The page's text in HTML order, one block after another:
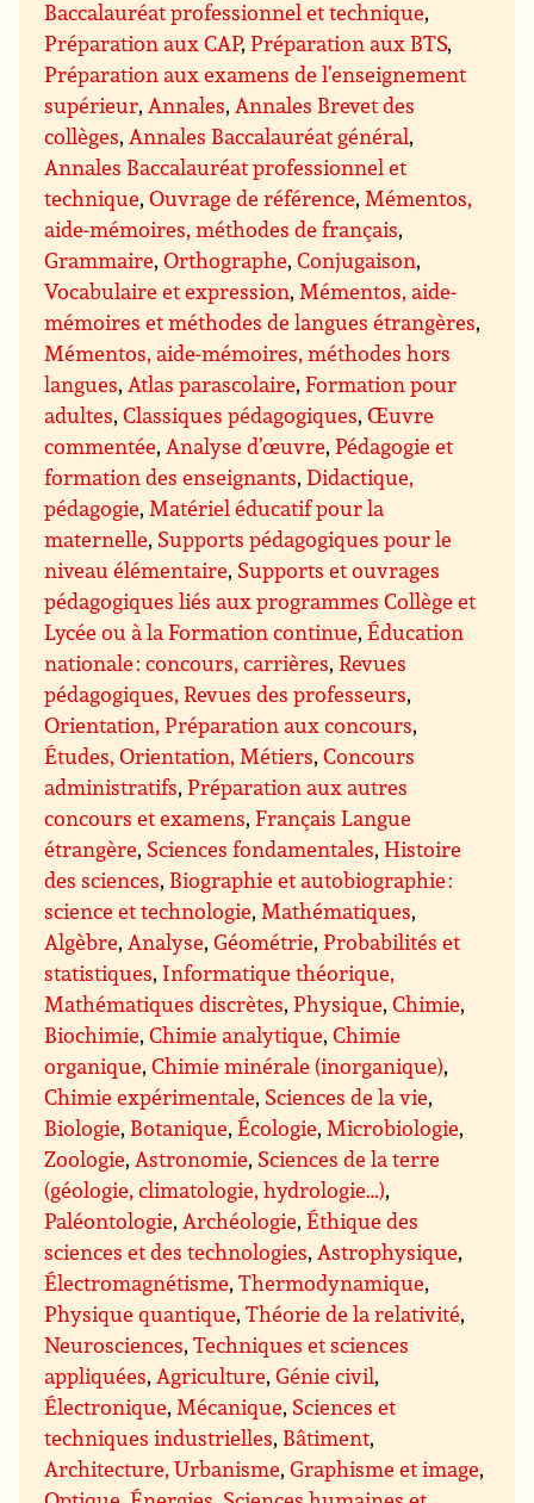
Baccalauréat professionnel et technique,
Préparation aux CAP,Préparation aux BTS,
Préparation aux examens de l’enseignement
supérieur, Annales, Annales Brevet des
collèges, Annales Baccalauréat général,
Annales Baccalauréat professionnel et
technique,Ouvrage de référence, Mémentos,
aide-mémoires, méthodes de français,
Grammaire,Orthographe,Conjugaison,
Vocabulaire et expression, Mémentos, aide-
mémoires et méthodes de langues étrangères,
Mémentos, aide-mémoires, méthodes hors
langues, Atlas parascolaire,Formation pour
adultes,Classiques pédagogiques,Œuvre
commentée, Analyse d’œuvre,Pédagogie et
formation des enseignants,Didactique,
pédagogie, Matériel éducatif pour la
maternelle, Supports pédagogiques pour le
niveau élémentaire, Supports et ouvrages
pédagogiques liés aux programmes Collège et
Lycée ou à la Formation continue,Éducation
nationale : concours, carrières,Revues
pédagogiques, Revues des professeurs,
Orientation, Préparation aux concours,
Études, Orientation, Métiers,Concours
administratifs,Préparation aux autres
concours et examens,Français Langue
étrangère, Sciences fondamentales,Histoire
des sciences, Biographie et autobiographie :
science et technologie, Mathématiques,
Algèbre, Analyse,Géométrie,Probabilités et
statistiques, Informatique théorique,
Mathématiques discrètes,Physique,Chimie,
Biochimie,Chimie analytique,Chimie
organique,Chimie minérale (inorganique),
Chimie expérimentale, Sciences de la vie,
Biologie, Botanique,Écologie, Microbiologie,
Zoologie, Astronomie, Sciences de la terre
(géologie, climatologie, hydrologie…),
Paléontologie, Archéologie,Éthique des
sciences et des technologies, Astrophysique,
Électromagnétisme,Thermodynamique,
Physique quantique,Théorie de la relativité,
Neurosciences,Techniques et sciences
appliquées, Agriculture,Génie civil,
Électronique, Mécanique, Sciences et
techniques industrielles, Bâtiment,
Architecture, Urbanisme,Graphisme et image,